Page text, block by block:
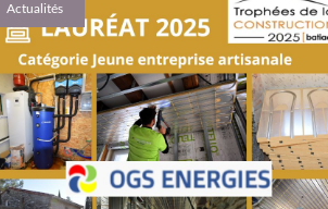
Actualités